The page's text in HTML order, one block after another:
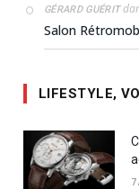
GÉRARD GUÉRIT
Salon
LIFESTYLE,
7